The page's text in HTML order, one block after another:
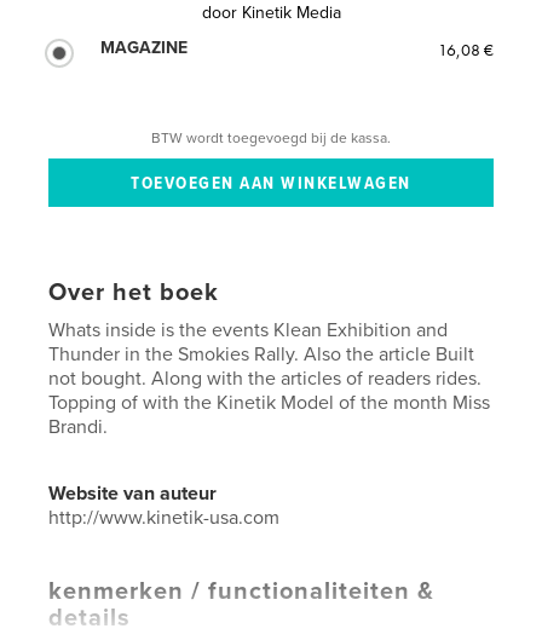
door Kinetik Media
MAGAZINE
16,08 €
BTW wordt toegevoegd bij de kassa.
Over het boek
Whats inside is the events Klean Exhibition and
Thunder in the Smokies Rally. Also the article Built
not bought. Along with the articles of readers rides.
Topping of with the Kinetik Model of the month Miss
Brandi.
Website van auteur
http://www.kinetik-usa.com
kenmerken / functionaliteiten &
details